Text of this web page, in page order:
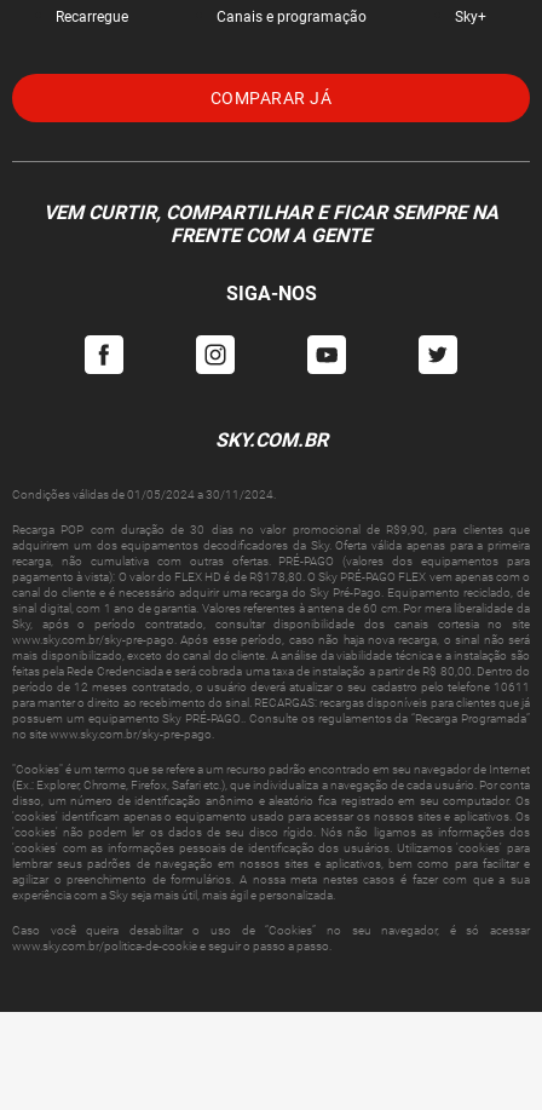
Recarregue Canais e programação Sky+
COMPARAR JÁ
VEM CURTIR, COMPARTILHAR E FICAR SEMPRE NA
FRENTE COM A GENTE
SIGA-NOS
SKY.COM.BR
Condições válidas de 01/05/2024 a 30/11/2024.
Recarga POP com duração de 30 dias no valor promocional de R$9,90, para clientes que
adquirirem um dos equipamentos decodificadores da Sky. Oferta válida apenas para a primeira
recarga, não cumulativa com outras ofertas. PRÉ-PAGO (valores dos equipamentos para
pagamento à vista): O valor do FLEX HD é de R$178,80. O Sky PRÉ-PAGO FLEX vem apenas com o
canal do cliente e é necessário adquirir uma recarga do Sky Pré-Pago. Equipamento reciclado, de
sinal digital, com 1 ano de garantia. Valores referentes à antena de 60 cm. Por mera liberalidade da
Sky, após o período contratado, consultar disponibilidade dos canais cortesia no site
www.sky.com.br/sky-pre-pago. Após esse período, caso não haja nova recarga, o sinal não será
mais disponibilizado, exceto do canal do cliente. A análise da viabilidade técnica e a instalação são
feitas pela Rede Credenciada e será cobrada uma taxa de instalação a partir de R$ 80,00. Dentro do
período de 12 meses contratado, o usuário deverá atualizar o seu cadastro pelo telefone 10611
para manter o direito ao recebimento do sinal. RECARGAS: recargas disponíveis para clientes que já
possuem um equipamento Sky PRÉ-PAGO.. Consulte os regulamentos da “Recarga Programada”
no sitewww.sky.com.br/sky-pre-pago.
"Cookies" é um termo que se refere a um recurso padrão encontrado em seu navegador de Internet
(Ex.: Explorer, Chrome, Firefox, Safari etc.), que individualiza a navegação de cada usuário. Por conta
disso, um número de identificação anônimo e aleatório fica registrado em seu computador. Os
'cookies' identificam apenas o equipamento usado para acessar os nossos sites e aplicativos. Os
'cookies' não podem ler os dados de seu disco rígido. Nós não ligamos as informações dos
'cookies' com as informações pessoais de identificação dos usuários. Utilizamos 'cookies' para
lembrar seus padrões de navegação em nossos sites e aplicativos, bem como para facilitar e
agilizar o preenchimento de formulários. A nossa meta nestes casos é fazer com que a sua
experiência com a Sky seja mais útil, mais ágil e personalizada.
Caso você queira desabilitar o uso de “Cookies” no seu navegador, é só acessar
www.sky.com.br/politica-de-cookiee seguir o passo a passo.